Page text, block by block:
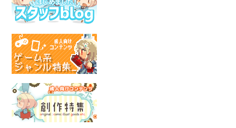
Fanworks!-
Doki Literature Club!
全年齢
でるみねっ！ -Fill Our
Dellumination!-